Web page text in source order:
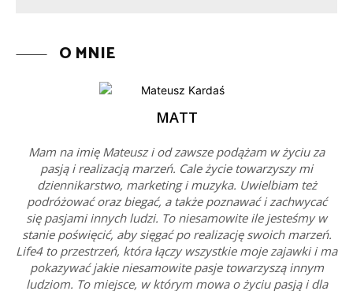
O MNIE
MATT
Mam na imię Mateusz i od zawsze podążam w życiu za
pasją i realizacją marzeń. Cale życie towarzyszy mi
dziennikarstwo, marketing i muzyka. Uwielbiam też
podróżować oraz biegać, a także poznawać i zachwycać
się pasjami innych ludzi. To niesamowite ile jesteśmy w
stanie poświęcić, aby sięgać po realizację swoich marzeń.
Life4 to przestrzeń, która łączy wszystkie moje zajawki i ma
pokazywać jakie niesamowite pasje towarzyszą innym
ludziom. To miejsce, w którym mowa o życiu pasją i dla